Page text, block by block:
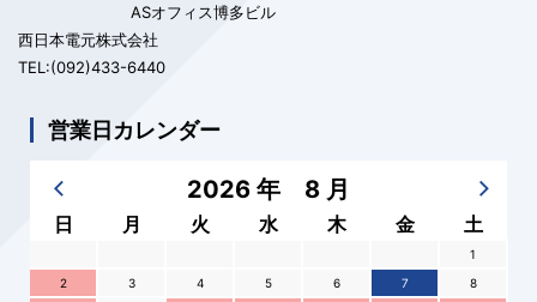
ASオフィス博多ビル
西日本電元株式会社
TEL:(092)433-6440
営業日カレンダー
2026 年 8 月
日 月 火 水 木 金 土
1
2
3 4 5 6 7
8